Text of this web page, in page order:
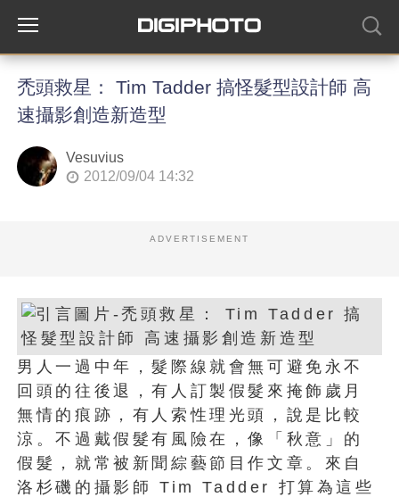
禿頭救星： Tim Tadder 搞怪髮型設計師 高
速攝影創造新造型
Vesuvius
2012/09/04 14:32
ADVERTISEMENT
男人一過中年，髮際線就會無可避免永不
回頭的往後退，有人訂製假髮來掩飾歲月
無情的痕跡，有人索性理光頭，說是比較
涼。不過戴假髮有風險在，像「秋意」的
假髮，就常被新聞綜藝節目作文章。來自
洛杉磯的攝影師 Tim Tadder 打算為這些